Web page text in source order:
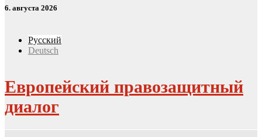
6. августа 2026
Русский
Deutsch
Европейский правозащитный
диалог